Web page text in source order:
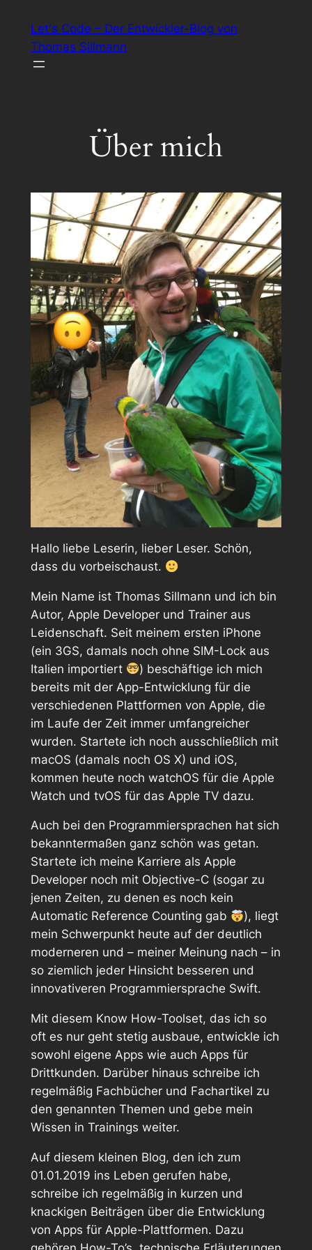
Inhalt
springen
Let's Code – Der Entwickler-Blog von
Thomas Sillmann
Über mich
Hallo liebe Leserin, lieber Leser. Schön,
dass du vorbeischaust.
Mein Name ist Thomas Sillmann und ich bin
Autor, Apple Developer und Trainer aus
Leidenschaft. Seit meinem ersten iPhone
(ein 3GS, damals noch ohne SIM-Lock aus
Italien importiert
) beschäftige ich mich
bereits mit der App-Entwicklung für die
verschiedenen Plattformen von Apple, die
im Laufe der Zeit immer umfangreicher
wurden. Startete ich noch ausschließlich mit
macOS (damals noch OS X) und iOS,
kommen heute noch watchOS für die Apple
Watch und tvOS für das Apple TV dazu.
Auch bei den Programmiersprachen hat sich
bekanntermaßen ganz schön was getan.
Startete ich meine Karriere als Apple
Developer noch mit Objective-C (sogar zu
jenen Zeiten, zu denen es noch kein
Automatic Reference Counting gab
), liegt
mein Schwerpunkt heute auf der deutlich
moderneren und – meiner Meinung nach – in
so ziemlich jeder Hinsicht besseren und
innovativeren Programmiersprache Swift.
Mit diesem Know How-Toolset, das ich so
oft es nur geht stetig ausbaue, entwickle ich
sowohl eigene Apps wie auch Apps für
Drittkunden. Darüber hinaus schreibe ich
regelmäßig Fachbücher und Fachartikel zu
den genannten Themen und gebe mein
Wissen in Trainings weiter.
Auf diesem kleinen Blog, den ich zum
01.01.2019 ins Leben gerufen habe,
schreibe ich regelmäßig in kurzen und
knackigen Beiträgen über die Entwicklung
von Apps für Apple-Plattformen. Dazu